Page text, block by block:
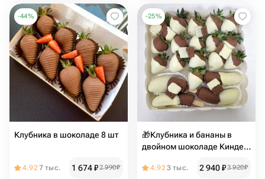
-44%
Клубника в шоколаде 8 шт
4.927 тыс. 1 674₽2 990₽
-25%
🎁Клубника и бананы в
двойном шоколаде Киндер,
+ подарок от Vivienne Sabo
4.923 тыс. 2 940₽3 920₽